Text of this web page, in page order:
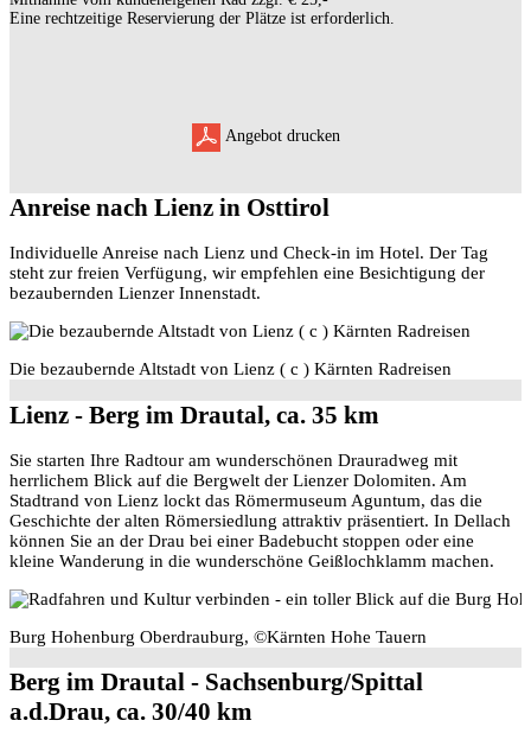
Eine rechtzeitige Reservierung der Plätze ist erforderlich.
Angebot drucken
Anreise nach Lienz in Osttirol
Individuelle Anreise nach Lienz und Check-in im Hotel. Der Tag
steht zur freien Verfügung, wir empfehlen eine Besichtigung der
bezaubernden Lienzer Innenstadt.
Die bezaubernde Altstadt von Lienz ( c ) Kärnten Radreisen
Lienz - Berg im Drautal, ca. 35 km
Sie starten Ihre Radtour am wunderschönen Drauradweg mit
herrlichem Blick auf die Bergwelt der Lienzer Dolomiten. Am
Stadtrand von Lienz lockt das Römermuseum Aguntum, das die
Geschichte der alten Römersiedlung attraktiv präsentiert. In Dellach
können Sie an der Drau bei einer Badebucht stoppen oder eine
kleine Wanderung in die wunderschöne Geißlochklamm machen.
Burg Hohenburg Oberdrauburg, ©Kärnten Hohe Tauern
Berg im Drautal - Sachsenburg/Spittal
a.d.Drau, ca. 30/40 km